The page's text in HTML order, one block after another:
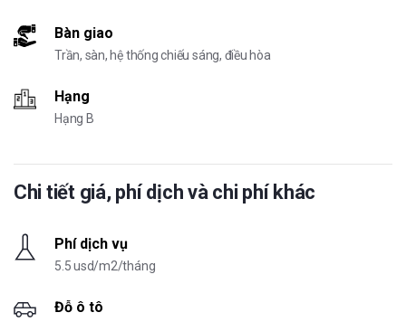
Bàn giao
Trần, sàn, hệ thống chiếu sáng, điều hòa
Hạng
Hạng B
Chi tiết giá, phí dịch và chi phí khác
Phí dịch vụ
5.5 usd/m2/tháng
Đỗ ô tô